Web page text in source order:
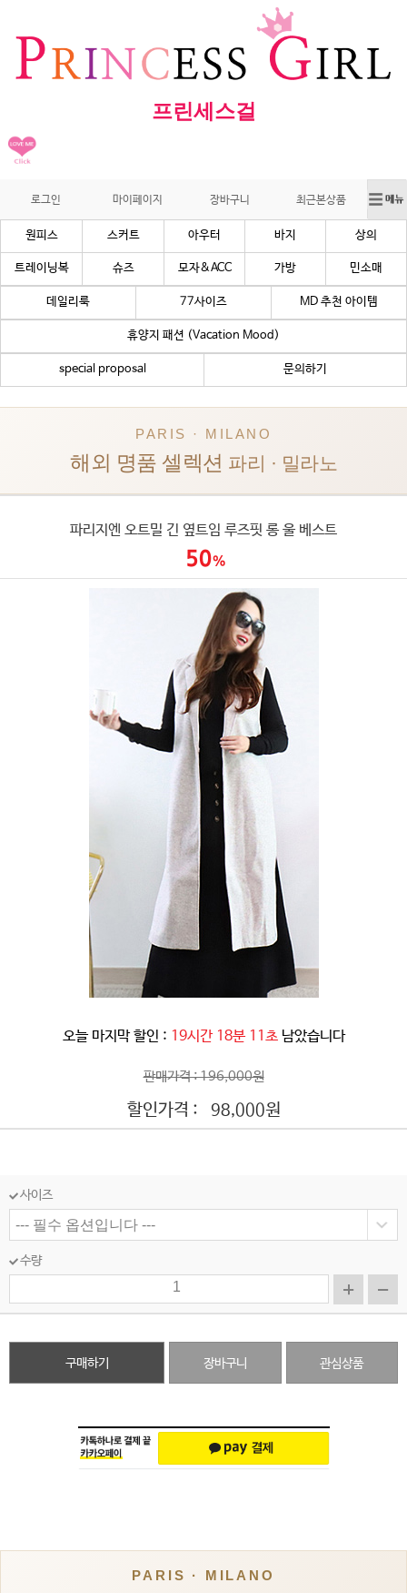
프린세스걸
로그인 마이페이지 장바구니 최근본상품
원피스 스커트 아우터 바지 상의
트레이닝복 슈즈 모자&ACC 가방 민소매
데일리룩 77사이즈 MD 추천 아이템
휴양지 패션 (Vacation Mood)
special proposal 문의하기
PARIS · MILANO
해외 명품 셀렉션 파리 · 밀라노
파리지엔 오트밀 긴 옆트임 루즈핏 롱 울 베스트
오늘 마지막 할인 : 19시간 18분 09초 남았습니다
판매가격 : 196,000원
할인가격 : 98,000원
사이즈
수량
구매하기 장바구니 관심상품
PARIS · MILANO